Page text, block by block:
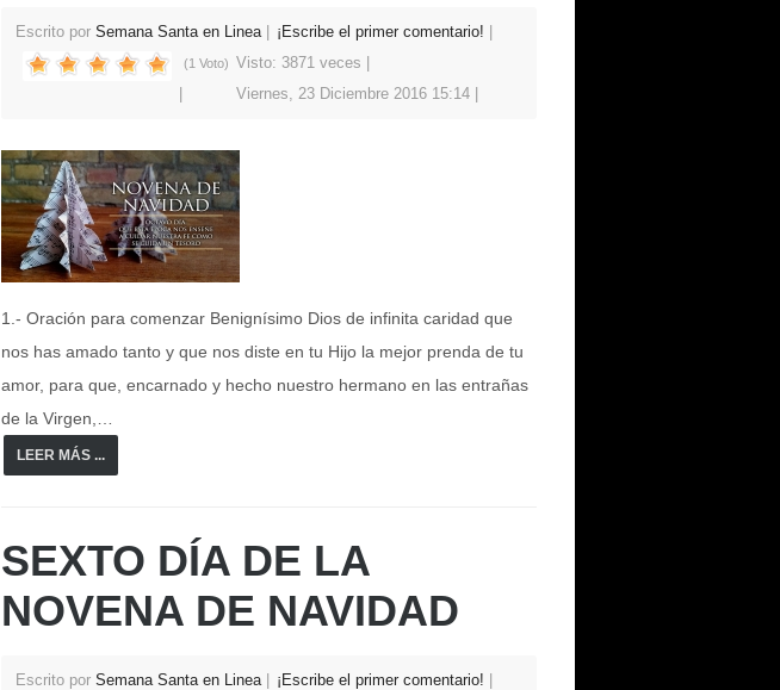
Escrito porSemana Santa en Linea ¡Escribe el primer comentario!
(1 Voto) Visto: 3871 veces
Viernes, 23 Diciembre 2016 15:14
1.- Oración para comenzar Benignísimo Dios de infinita caridad que
nos has amado tanto y que nos diste en tu Hijo la mejor prenda de tu
amor, para que, encarnado y hecho nuestro hermano en las entrañas
de la Virgen,…
LEER MÁS ...
SEXTO DÍA DE LA
NOVENA DE NAVIDAD
Escrito porSemana Santa en Linea ¡Escribe el primer comentario!